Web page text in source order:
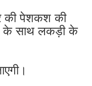
की पेशकश की
के साथ लकड़ी के